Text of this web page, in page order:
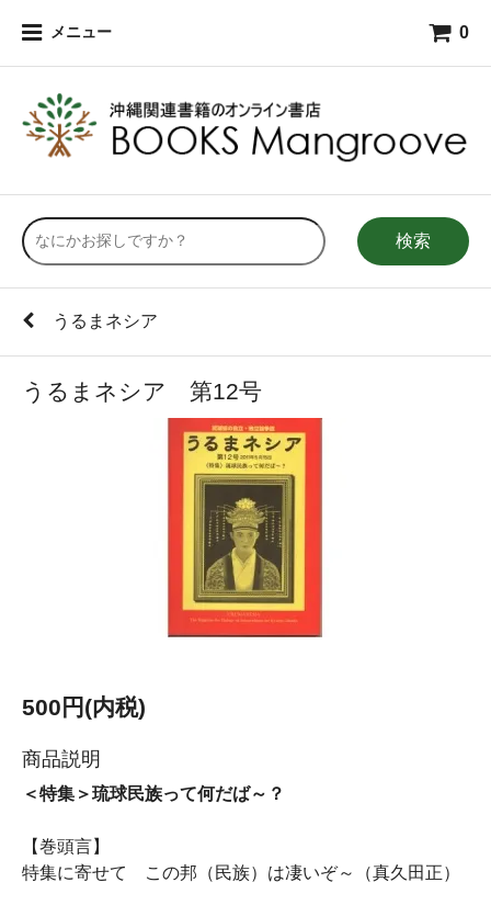
メニュー 0
検索
うるまネシア
うるまネシア 第12号
500円(内税)
商品説明
＜特集＞琉球民族って何だば～？
【巻頭言】
特集に寄せて この邦（民族）は凄いぞ～（真久田正）